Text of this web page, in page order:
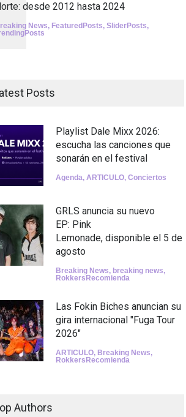
desde 2012 hasta 2024
News, FeaturedPosts, SliderPosts,
Posts
Playlist Dale Mixx 2026:
escucha las canciones que
sonarán en el festival
Agenda, ARTICULO, Conciertos
GRLS anuncia su nuevo
EP: Pink
Lemonade, disponible el 5 de
agosto
Breaking News, breaking news,
RokkersRecomienda
Las Fokin Biches anuncian su
gira internacional "Fuga Tour
2026"
ARTICULO, Breaking News,
RokkersRecomienda
Authors